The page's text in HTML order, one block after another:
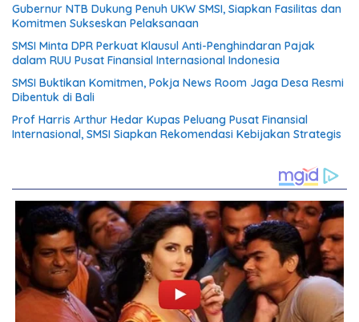
Gubernur NTB Dukung Penuh UKW SMSI, Siapkan Fasilitas dan
Komitmen Sukseskan Pelaksanaan
SMSI Minta DPR Perkuat Klausul Anti-Penghindaran Pajak
dalam RUU Pusat Finansial Internasional Indonesia
SMSI Buktikan Komitmen, Pokja News Room Jaga Desa Resmi
Dibentuk di Bali
Prof Harris Arthur Hedar Kupas Peluang Pusat Finansial
Internasional, SMSI Siapkan Rekomendasi Kebijakan Strategis